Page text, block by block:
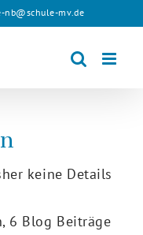
nb@schule-mv.de
keine Details
6 Blog Beiträge